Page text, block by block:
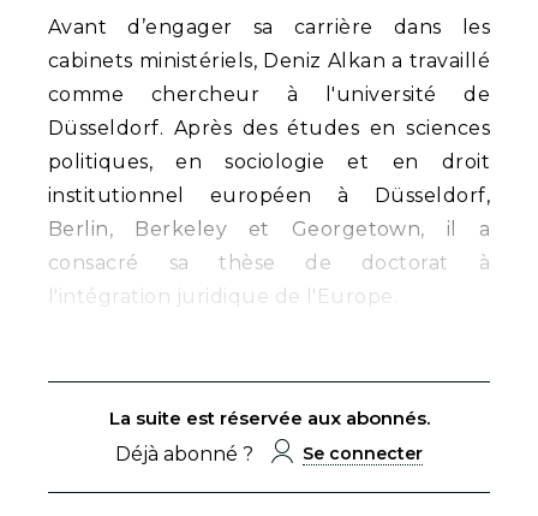
Avant d’engager sa carrière dans les
cabinets ministériels, Deniz Alkan a travaillé
comme chercheur à l'université de
Düsseldorf. Après des études en sciences
politiques, en sociologie et en droit
institutionnel européen à Düsseldorf,
Berlin, Berkeley et Georgetown, il a
consacré sa thèse de doctorat à
l'intégration juridique de l'Europe.
La suite est réservée aux abonnés.
Déjà abonné ?
Se connecter